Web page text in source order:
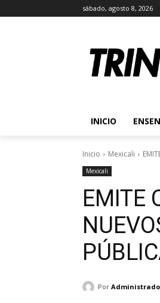
sábado, agosto 8, 2026
INICIO
Inicio Mexicali
Mexicali
EMITE
Por